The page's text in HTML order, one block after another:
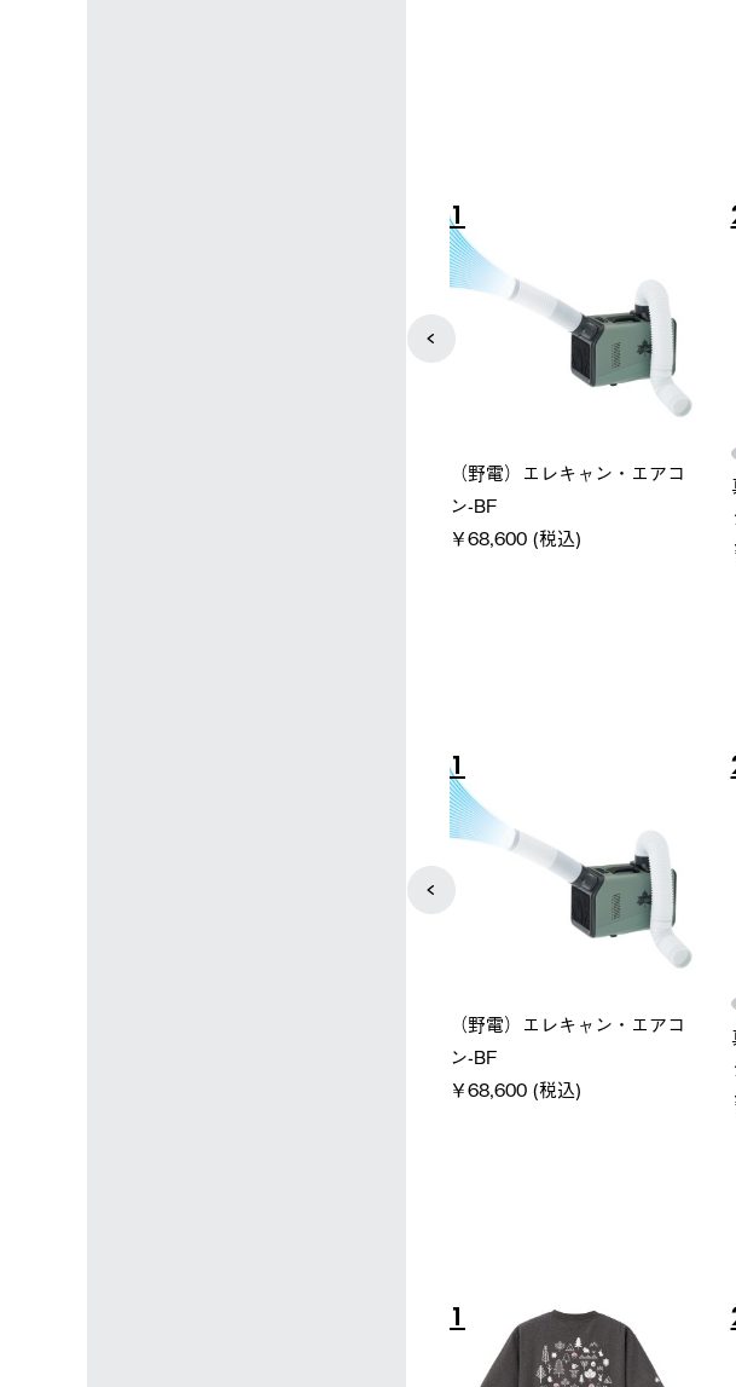
5
ソーラーブロック 風抜きQセ
ットタープ 250-BG
￥21,800 (税込)
ソーラーブロック 風抜きQセ
ットタープ 250-BG
￥21,800 (税込)